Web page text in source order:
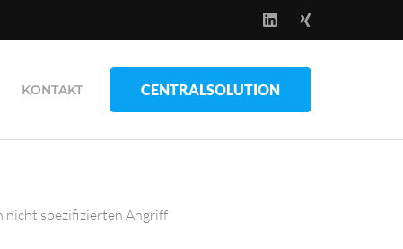
KONTAKT CENTRALSOLUTION
nicht spezifizierten Angriff